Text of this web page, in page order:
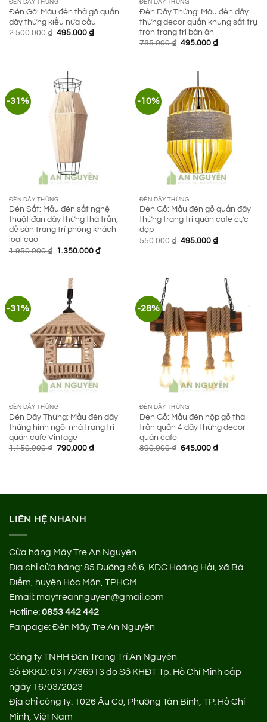
ĐÈN DÂY THỪNG
Đèn Gỗ: Mẫu đèn thả gỗ quấn
dây thừng kiểu nửa cầu
2.500.000₫ Giá
495.000 ₫Giá
ĐÈN DÂY THỪNG
Đèn Dây Thừng: Mẫu đèn dây
thừng decor quấn khung sắt trụ
tròn trang trí bàn ăn
785.000₫ Giá
495.000 ₫Giá
-31%
ĐÈN DÂY THỪNG
Đèn Sắt: Mẫu đèn sắt nghệ
thuật đan dây thừng thả trần,
đề sàn trang trí phòng khách
loại cao
1.950.000₫ Giá
1.350.000 ₫Giá
-10%
ĐÈN DÂY THỪNG
Đèn Gỗ: Mẫu đèn gỗ quấn đây
thừng trang trí quán cafe cực
đẹp
550.000₫ Giá
495.000 ₫Giá
-31%
ĐÈN DÂY THỪNG
Đèn Dây Thừng: Mẫu đèn dây
thừng hình ngôi nhà trang trí
quán cafe Vintage
1.150.000₫ Giá
790.000 ₫Giá
-28%
ĐÈN DÂY THỪNG
Đèn Gỗ: Mẫu đèn hộp gỗ thả
trần quấn 4 dây thừng decor
quán cafe
890.000₫ Giá
645.000 ₫Giá
LIÊN HỆ NHANH
Cửa hàng Mây Tre An Nguyên
Địa chỉ cửa hàng:85 Đường số 6, KDC Hoàng Hải, xã Bà
Điểm, huyện Hóc Môn, TPHCM.
Email: maytreannguyen@gmail.com
Hotline:0853 442 442
Fanpage:Đèn Mây Tre An Nguyên
Công ty TNHH Đèn Trang Trí An Nguyên
Số ĐKKD: 0317736913 do Sở KHĐT Tp. Hồ Chí Minh cấp
ngày 16/03/2023
Địa chỉ công ty: 1026 Âu Cơ, Phường Tân Bình, TP. Hồ Chí
Minh, Việt Nam